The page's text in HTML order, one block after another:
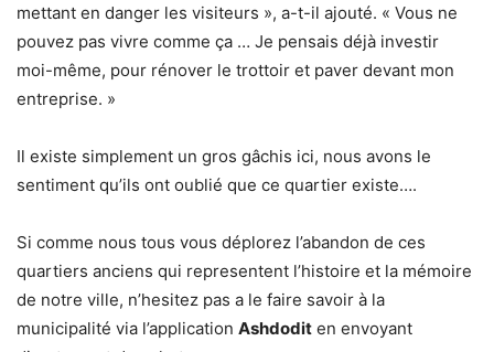
mettant en danger les visiteurs », a-t-il ajouté. « Vous ne
pouvez pas vivre comme ça … Je pensais déjà investir
moi-même, pour rénover le trottoir et paver devant mon
entreprise. »
Il existe simplement un gros gâchis ici, nous avons le
sentiment qu’ils ont oublié que ce quartier existe….
Si comme nous tous vous déplorez l’abandon de ces
quartiers anciens qui representent l’histoire et la mémoire
de notre ville, n’hesitez pas a le faire savoir à la
municipalité via l’application Ashdodit en envoyant